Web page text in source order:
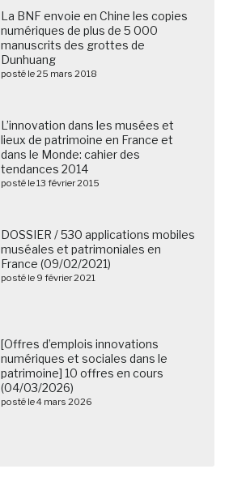
La BNF envoie en Chine les copies
numériques de plus de 5 000
manuscrits des grottes de
Dunhuang
posté le 25 mars 2018
L’innovation dans les musées et
lieux de patrimoine en France et
dans le Monde: cahier des
tendances 2014
posté le 13 février 2015
DOSSIER / 530 applications mobiles
muséales et patrimoniales en
France (09/02/2021)
posté le 9 février 2021
[Offres d’emplois innovations
numériques et sociales dans le
patrimoine] 10 offres en cours
(04/03/2026)
posté le 4 mars 2026